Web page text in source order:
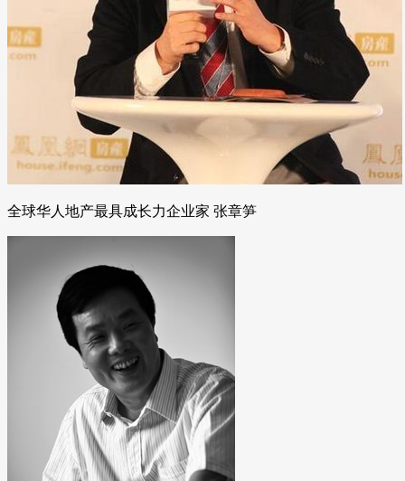
全球华人地产最具成长力企业家 张章笋